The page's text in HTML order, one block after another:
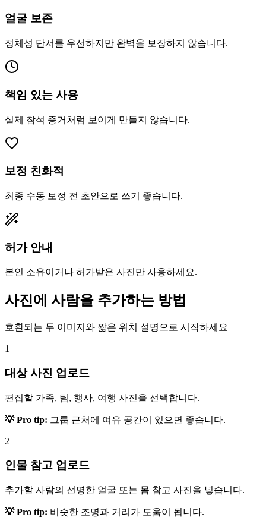
얼굴 보존
정체성 단서를 우선하지만 완벽을 보장하지 않습니다.
책임 있는 사용
실제 참석 증거처럼 보이게 만들지 않습니다.
보정 친화적
최종 수동 보정 전 초안으로 쓰기 좋습니다.
허가 안내
본인 소유이거나 허가받은 사진만 사용하세요.
사진에 사람을 추가하는 방법
호환되는 두 이미지와 짧은 위치 설명으로 시작하세요
1
대상 사진 업로드
편집할 가족, 팀, 행사, 여행 사진을 선택합니다.
💡 Pro tip: 그룹 근처에 여유 공간이 있으면 좋습니다.
2
인물 참고 업로드
추가할 사람의 선명한 얼굴 또는 몸 참고 사진을 넣습니다.
💡 Pro tip: 비슷한 조명과 거리가 도움이 됩니다.